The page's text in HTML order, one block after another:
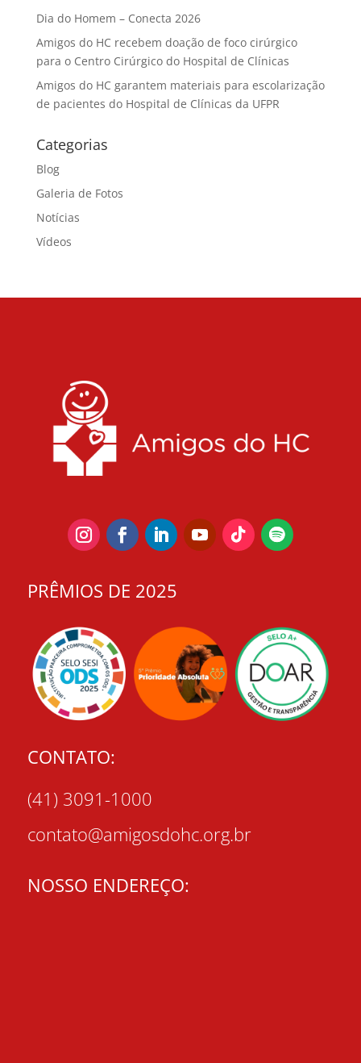
Dia do Homem – Conecta 2026
Amigos do HC recebem doação de foco cirúrgico
para o Centro Cirúrgico do Hospital de Clínicas
Amigos do HC garantem materiais para escolarização
de pacientes do Hospital de Clínicas da UFPR
Categorias
Blog
Galeria de Fotos
Notícias
Vídeos
PRÊMIOS DE 2025
CONTATO:
(41) 3091-1000
contato@amigosdohc.org.br
NOSSO ENDEREÇO: